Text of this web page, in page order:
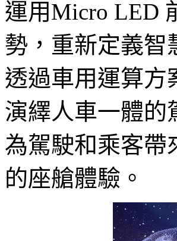
運用Micro LED
勢，重新定義智
透過車用運算方
演繹人車一體的
為駕駛和乘客帶
的座艙體驗。